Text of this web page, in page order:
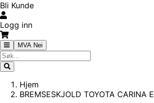
Bli Kunde
Logg inn
MVA Nei
Hjem
BREMSESKJOLD TOYOTA CARINA E